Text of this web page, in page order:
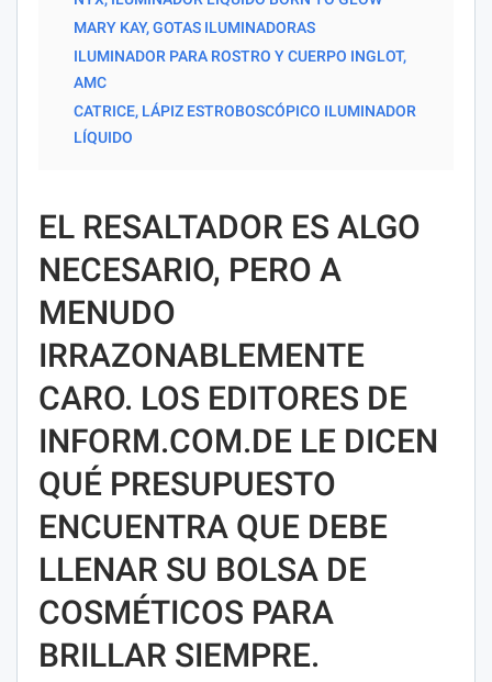
MARY KAY, GOTAS ILUMINADORAS
ILUMINADOR PARA ROSTRO Y CUERPO INGLOT,
AMC
CATRICE, LÁPIZ ESTROBOSCÓPICO ILUMINADOR
LÍQUIDO
EL RESALTADOR ES ALGO
NECESARIO, PERO A
MENUDO
IRRAZONABLEMENTE
CARO. LOS EDITORES DE
INFORM.COM.DE LE DICEN
QUÉ PRESUPUESTO
ENCUENTRA QUE DEBE
LLENAR SU BOLSA DE
COSMÉTICOS PARA
BRILLAR SIEMPRE.